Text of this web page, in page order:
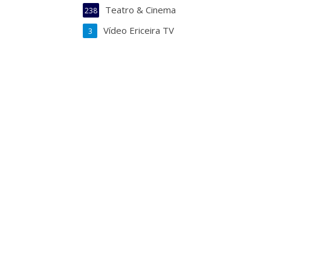
Teatro & Cinema
238
Vídeo Ericeira TV
3